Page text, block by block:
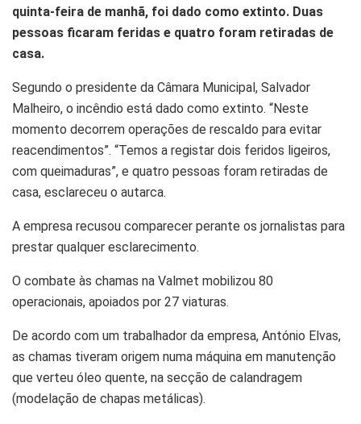
quinta-feira de manhã, foi dado como extinto. Duas
pessoas ficaram feridas e quatro foram retiradas de
casa.
Segundo o presidente da Câmara Municipal, Salvador
Malheiro, o incêndio está dado como extinto. “Neste
momento decorrem operações de rescaldo para evitar
reacendimentos”. “Temos a registar dois feridos ligeiros,
com queimaduras”, e quatro pessoas foram retiradas de
casa, esclareceu o autarca.
A empresa recusou comparecer perante os jornalistas para
prestar qualquer esclarecimento.
O combate às chamas na Valmet mobilizou 80
operacionais, apoiados por 27 viaturas.
De acordo com um trabalhador da empresa, António Elvas,
as chamas tiveram origem numa máquina em manutenção
que verteu óleo quente, na secção de calandragem
(modelação de chapas metálicas).